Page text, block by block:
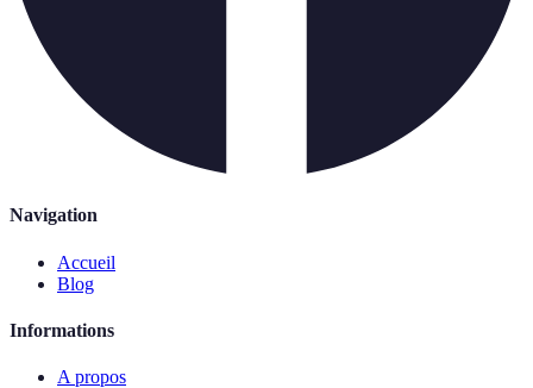
Navigation
Accueil
Blog
Informations
A propos